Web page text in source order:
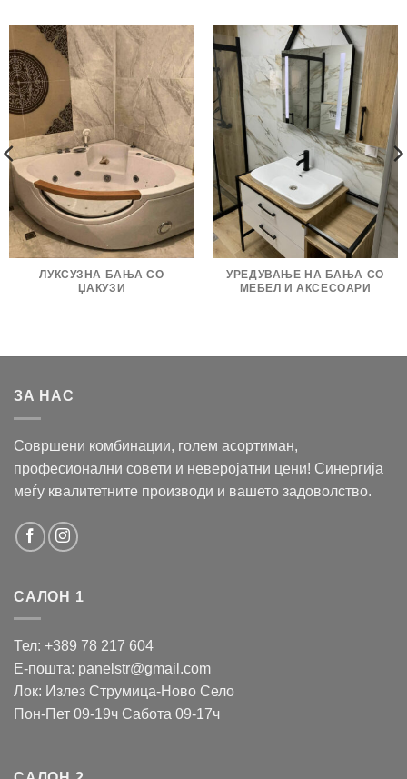
ЛУКСУЗНА БАЊА СО
ЏАКУЗИ
УРЕДУВАЊЕ НА БАЊА СО
МЕБЕЛ И АКСЕСОАРИ
ЗА НАС
Совршени комбинации, голем асортиман,
професионални совети и неверојатни цени! Синергија
меѓу квалитетните производи и вашето задоволство.
САЛОН 1
Тел: +389 78 217 604
Е-пошта: panelstr@gmail.com
Лок: Излез Струмица-Ново Село
Пон-Пет 09-19ч Сабота 09-17ч